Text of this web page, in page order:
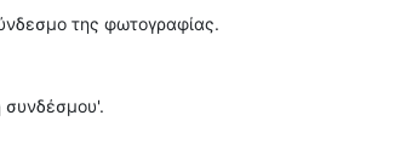
της φωτογραφίας.
συνδέσμου'.